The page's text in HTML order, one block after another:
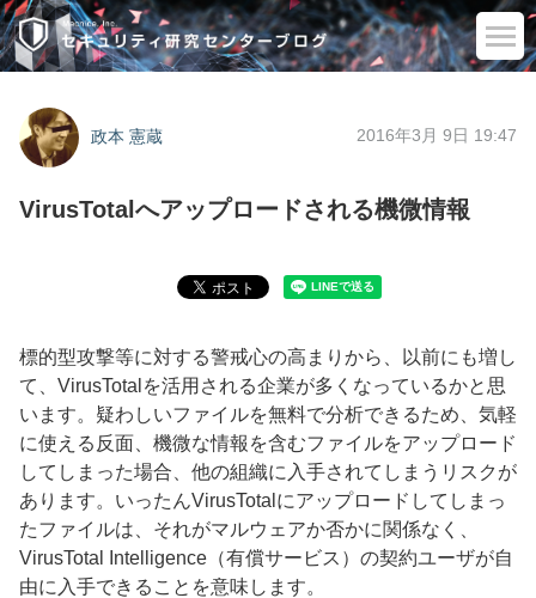
政本 憲蔵 2016年3月 9日 19:47
VirusTotalへアップロードされる機微情報
標的型攻撃等に対する警戒心の高まりから、以前にも増し
て、VirusTotalを活用される企業が多くなっているかと思
います。疑わしいファイルを無料で分析できるため、気軽
に使える反面、機微な情報を含むファイルをアップロード
してしまった場合、他の組織に入手されてしまうリスクが
あります。いったんVirusTotalにアップロードしてしまっ
たファイルは、それがマルウェアか否かに関係なく、
VirusTotal Intelligence（有償サービス）の契約ユーザが自
由に入手できることを意味します。